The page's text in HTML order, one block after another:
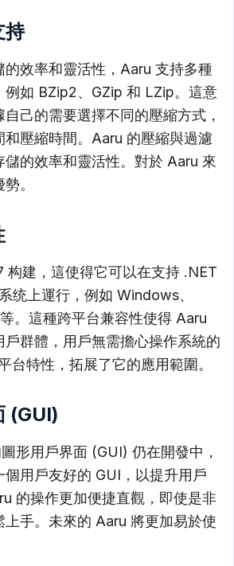
持
的效率和靈活性，Aaru 支持多種
例如 BZip2、GZip 和 LZip。這意
己的需要選擇不同的壓縮方式，
和壓縮時間。Aaru 的壓縮與過濾
儲的效率和靈活性。對於 Aaru 來
。
构建，這使得它可以在支持 .NET
统上運行，例如 Windows、
。這種跨平台兼容性使得 Aaru
群體，用戶無需擔心操作系統的
台特性，拓展了它的應用範圍。
(GUI)
形用戶界面 (GUI) 仍在開發中，
用戶友好的 GUI，以提升用戶
的操作更加便捷直觀，即使是非
上手。未來的 Aaru 將更加易於使